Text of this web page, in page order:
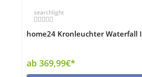
searchlight
home24 Kronleuchter Waterfall I
ab 369,99€*